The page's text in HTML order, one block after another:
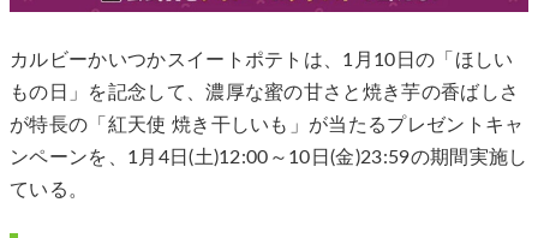
カルビーかいつかスイートポテトは、1月10日の「ほしい
もの日」を記念して、濃厚な蜜の甘さと焼き芋の香ばしさ
が特長の「紅天使 焼き干しいも」が当たるプレゼントキャ
ンペーンを、1月4日(土)12:00～10日(金)23:59の期間実施し
ている。